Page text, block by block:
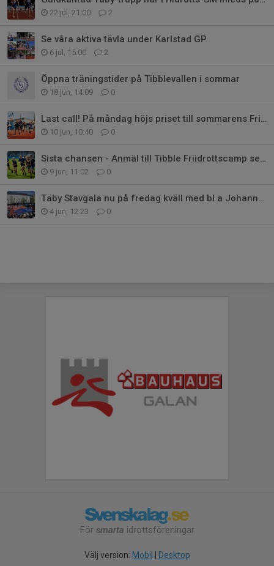
22 jul, 21:00 2
Se våra aktiva tävla under Karlstad GP
6 jul, 15:00 2
Öppna träningstider på Tibblevallen i sommar
18 jun, 14:09 0
Last call! På måndag höjs priset till sommarens Friidrottsskola
10 jun, 10:40 0
Sista chansen - Anmäl till Tibble Friidrottscamp senast torsdag
9 jun, 11:02 0
Täby Stavgala nu på fredag kväll med bl a Johanna Duplantis
4 jun, 12:23 0
För smarta idrottsföreningar
Välj version: Mobil | Desktop